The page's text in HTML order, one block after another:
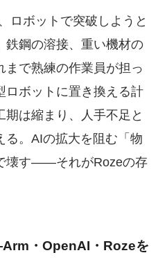
ロボットで突破しようと
鉄鋼の溶接、重い機材の
で熟練の作業員が担っ
ロボットに置き換える計
は縮まり、人手不足と
る。AIの拡大を阻む「物
壊す——それがRozeの存
・OpenAI・Rozeを